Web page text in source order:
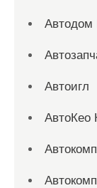
Автоигл
АвтоКео